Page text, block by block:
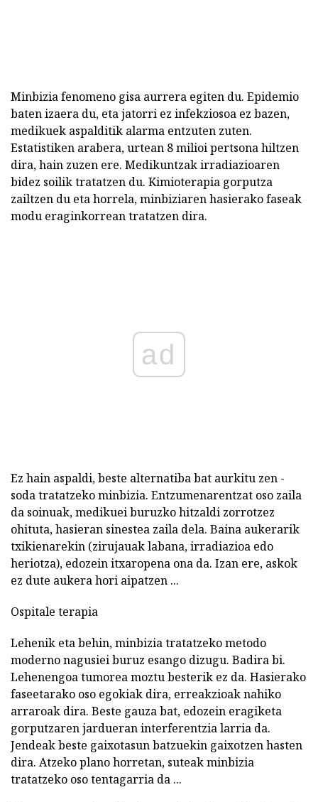
Minbizia fenomeno gisa aurrera egiten du. Epidemio
baten izaera du, eta jatorri ez infekziosoa ez bazen,
medikuek aspalditik alarma entzuten zuten.
Estatistiken arabera, urtean 8 milioi pertsona hiltzen
dira, hain zuzen ere. Medikuntzak irradiazioaren
bidez soilik tratatzen du. Kimioterapia gorputza
zailtzen du eta horrela, minbiziaren hasierako faseak
modu eraginkorrean tratatzen dira.
ad
Ez hain aspaldi, beste alternatiba bat aurkitu zen -
soda tratatzeko minbizia. Entzumenarentzat oso zaila
da soinuak, medikuei buruzko hitzaldi zorrotzez
ohituta, hasieran sinestea zaila dela. Baina aukerarik
txikienarekin (zirujauak labana, irradiazioa edo
heriotza), edozein itxaropena ona da. Izan ere, askok
ez dute aukera hori aipatzen ...
Ospitale terapia
Lehenik eta behin, minbizia tratatzeko metodo
moderno nagusiei buruz esango dizugu. Badira bi.
Lehenengoa tumorea moztu besterik ez da. Hasierako
faseetarako oso egokiak dira, erreakzioak nahiko
arraroak dira. Beste gauza bat, edozein eragiketa
gorputzaren jardueran interferentzia larria da.
Jendeak beste gaixotasun batzuekin gaixotzen hasten
dira. Atzeko plano horretan, suteak minbizia
tratatzeko oso tentagarria da ...